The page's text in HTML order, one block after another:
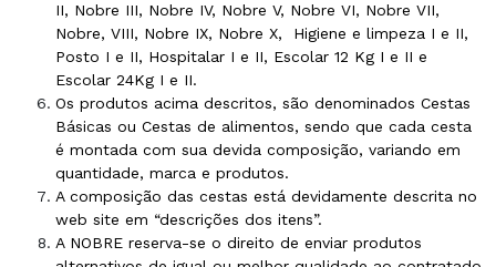
II, Nobre III, Nobre IV, Nobre V, Nobre VI, Nobre VII,
Nobre, VIII, Nobre IX, Nobre X, Higiene e limpeza I e II,
Posto I e II, Hospitalar I e II, Escolar 12 Kg I e II e
Escolar 24Kg I e II.
Os produtos acima descritos, são denominados Cestas
Básicas ou Cestas de alimentos, sendo que cada cesta
é montada com sua devida composição, variando em
quantidade, marca e produtos.
A composição das cestas está devidamente descrita no
web site em “descrições dos itens”.
A NOBRE reserva-se o direito de enviar produtos